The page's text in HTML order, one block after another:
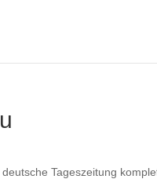
Tageszeitung